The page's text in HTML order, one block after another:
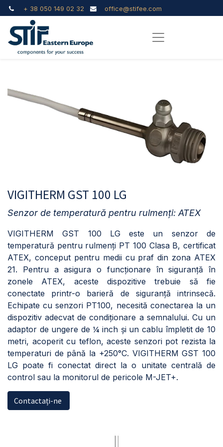
+ 38 050 149 02 32 office@stifee.com
VIGITHERM GST 100 LG
Senzor de temperatură pentru rulmenți: ATEX
VIGITHERM GST 100 LG este un senzor de
temperatură pentru rulmenți PT 100 Clasa B, certificat
ATEX, conceput pentru medii cu praf din zona ATEX
21. Pentru a asigura o funcționare în siguranță în
zonele ATEX, aceste dispozitive trebuie să fie
conectate printr-o barieră de siguranță intrinsecă.
Echipate cu senzori PT100, necesită conectarea la un
dispozitiv adecvat de condiționare a semnalului. Cu un
adaptor de ungere de ¼ inch și un cablu împletit de 10
metri, acoperit cu teflon, aceste senzori pot rezista la
temperaturi de până la +250°C. VIGITHERM GST 100
LG poate fi conectat direct la o unitate centrală de
control sau la monitorul de pericole M-JET+.
Contactați-ne